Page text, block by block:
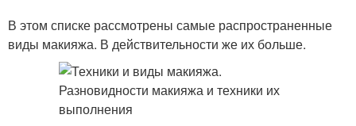
В этом списке рассмотрены самые распространенные
виды макияжа. В действительности же их больше.